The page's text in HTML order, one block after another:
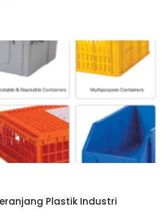
Plastik Industri